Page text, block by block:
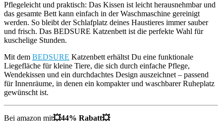
Pflegeleicht und praktisch: Das Kissen ist leicht herausnehmbar und
das gesamte Bett kann einfach in der Waschmaschine gereinigt
werden. So bleibt der Schlafplatz deines Haustieres immer sauber
und frisch. Das BEDSURE Katzenbett ist die perfekte Wahl für
kuschelige Stunden.
Mit dem BEDSURE Katzenbett erhältst Du eine funktionale
Liegefläche für kleine Tiere, die sich durch einfache Pflege,
Wendekissen und ein durchdachtes Design auszeichnet – passend
für Innenräume, in denen ein kompakter und waschbarer Ruheplatz
gewünscht ist.
Bei amazon mit💥44% Rabatt💥